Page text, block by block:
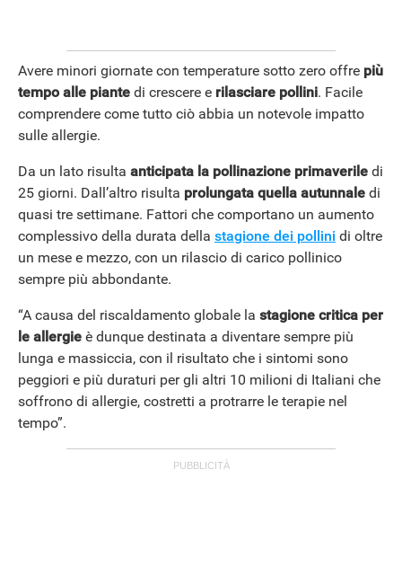
Avere minori giornate con temperature sotto zero offre più
tempo alle piante di crescere e rilasciare pollini. Facile
comprendere come tutto ciò abbia un notevole impatto
sulle allergie.
Da un lato risulta anticipata la pollinazione primaverile di
25 giorni. Dall’altro risulta prolungata quella autunnale di
quasi tre settimane. Fattori che comportano un aumento
complessivo della durata della stagione dei pollini di oltre
un mese e mezzo, con un rilascio di carico pollinico
sempre più abbondante.
“A causa del riscaldamento globale la stagione critica per
le allergie è dunque destinata a diventare sempre più
lunga e massiccia, con il risultato che i sintomi sono
peggiori e più duraturi per gli altri 10 milioni di Italiani che
soffrono di allergie, costretti a protrarre le terapie nel
tempo”.